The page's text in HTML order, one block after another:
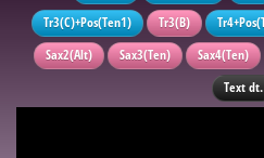
Tr3(C)+Pos(Ten1)
Tr3(B)
Sax2(Alt)
Sax3(Ten) Sax4(Ten)
Text dt.